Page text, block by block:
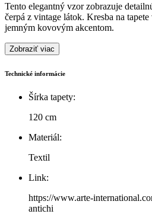
Tento elegantný vzor zobrazuje
čerpá z vintage látok. Kresba na
jemným kovovým akcentom.
Zobraziť viac
Technické informácie
Šírka tapety:
120 cm
Materiál:
Textil
Link:
https://www.arte-
antichi